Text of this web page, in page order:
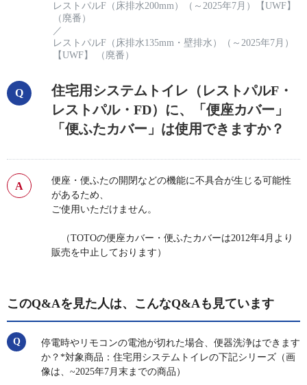
レストパルF（床排水200mm）（～2025年7月）【UWF】
（廃番）
／
レストパルF（床排水135mm・壁排水）（～2025年7月）
【UWF】 （廃番）
住宅用システムトイレ（レストパルF・
レストパル・FD）に、「便座カバー」
「便ふたカバー」は使用できますか？
便座・便ふたの開閉などの機能に不具合が生じる可能性
があるため、
ご使用いただけません。
（TOTOの便座カバー・便ふたカバーは2012年4月より
販売を中止しております）
このQ&Aを見た人は、こんなQ&Aも見ています
停電時やリモコンの電池が切れた場合、便器洗浄はできます
か？*対象商品：住宅用システムトイレの下記シリーズ（画
像は、~2025年7月末までの商品）